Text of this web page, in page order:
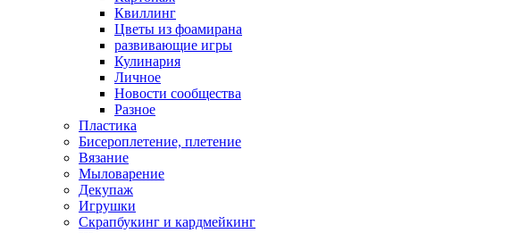
Квиллинг
Цветы из фоамирана
развивающие игры
Кулинария
Личное
Новости сообщества
Разное
Пластика
Бисероплетение, плетение
Вязание
Мыловарение
Декупаж
Игрушки
Скрапбукинг и кардмейкинг